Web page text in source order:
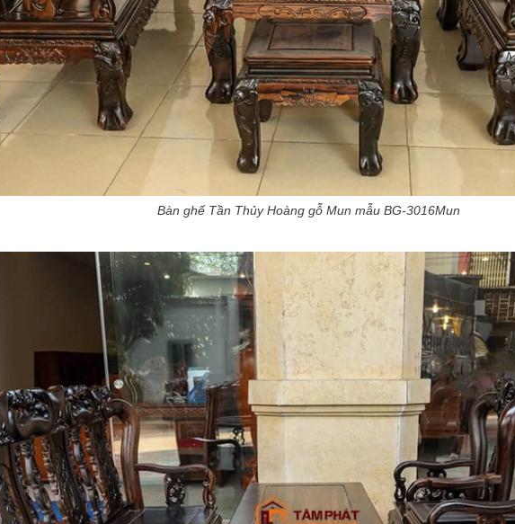
Bàn ghế Tần Thủy Hoàng gỗ Mun mẫu BG-3016Mun